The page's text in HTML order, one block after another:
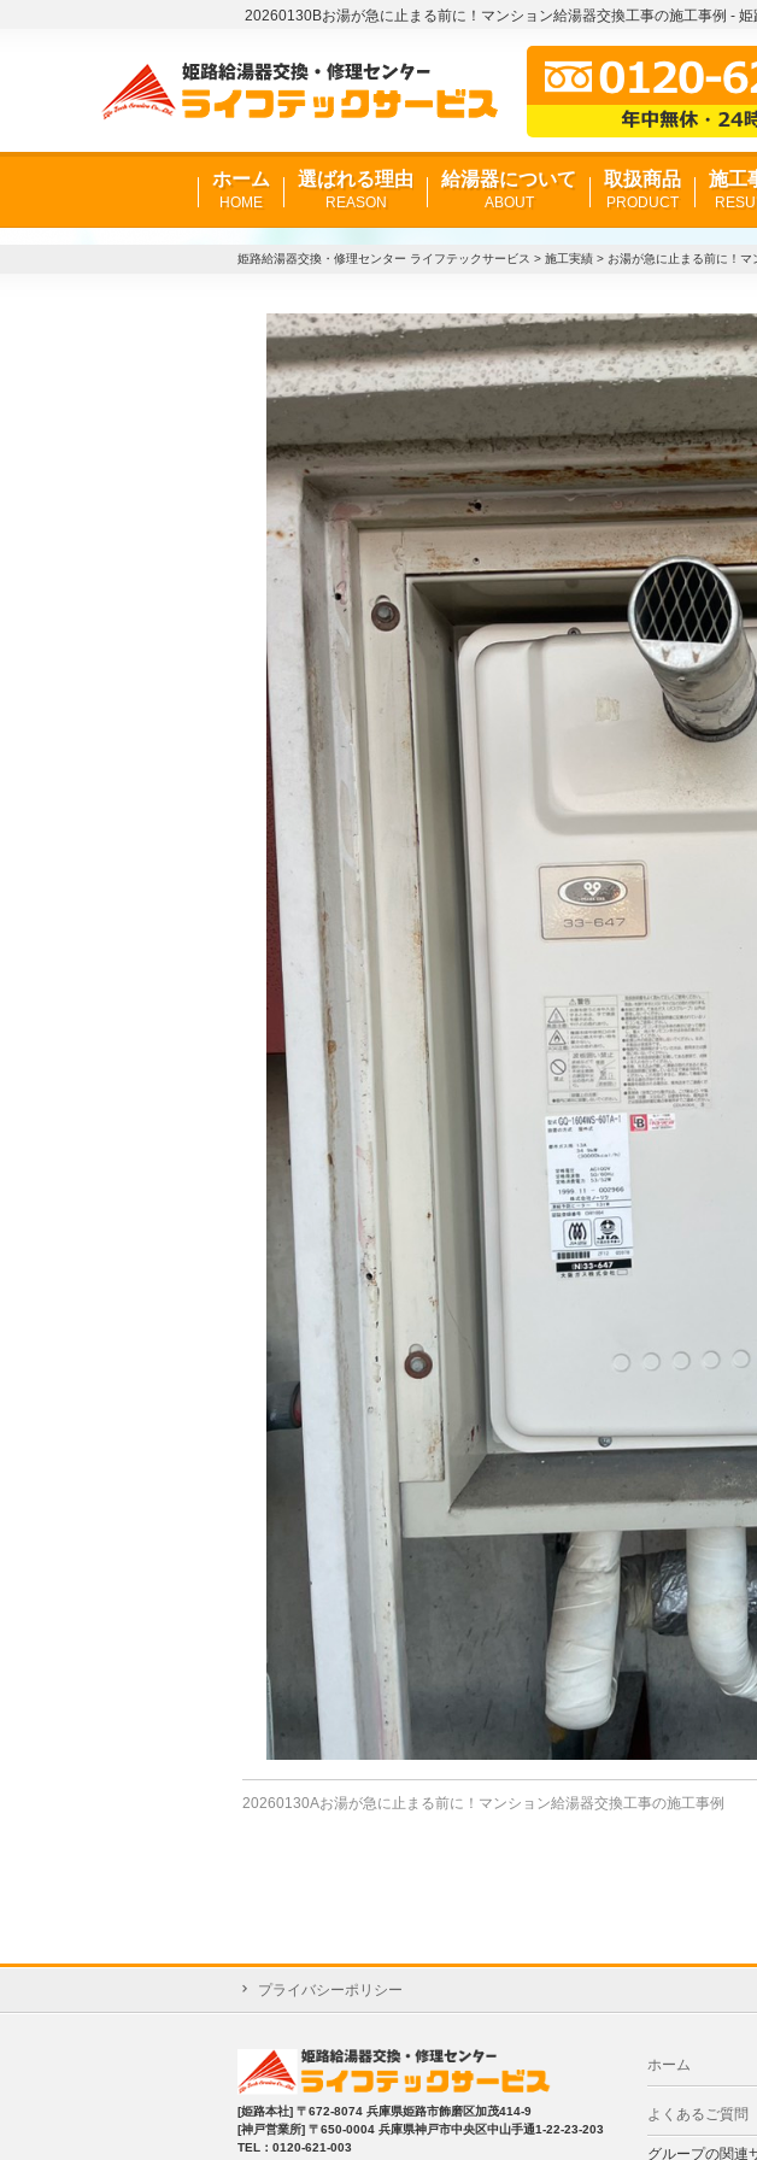
20260130Bお湯が急に止まる前に！マンション給湯器交換工事の施工事例 -
ホーム
HOME
選ばれる理由
REASON
給湯器について
ABOUT
取扱商品
PRODUCT
施工
姫路給湯器交換・修理センター ライフテックサービス > 施工実績 > お湯が急に止まる前に！マ
20260130Aお湯が急に止まる前に！マンション給湯器交換工事の施工事例
プライバシーポリシー
[姫路本社] 〒672-8074 兵庫県姫路市飾磨区加茂414-9
[神戸営業所] 〒650-0004 兵庫県神戸市中央区中山手通1-22-23-203
TEL：0120-621-003
ホーム
よくあるご質問
グループの関連